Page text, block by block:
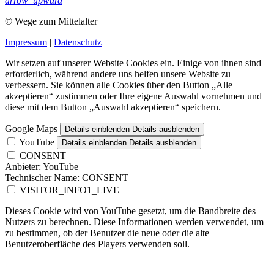
© Wege zum Mittelalter
Impressum | Datenschutz
Wir setzen auf unserer Website Cookies ein. Einige von ihnen sind
erforderlich, während andere uns helfen unsere Website zu
verbessern. Sie können alle Cookies über den Button „Alle
akzeptieren“ zustimmen oder Ihre eigene Auswahl vornehmen und
diese mit dem Button „Auswahl akzeptieren“ speichern.
Google Maps Details einblenden Details ausblenden
YouTube Details einblenden Details ausblenden
CONSENT
Anbieter: YouTube
Technischer Name: CONSENT
VISITOR_INFO1_LIVE
Dieses Cookie wird von YouTube gesetzt, um die Bandbreite des
Nutzers zu berechnen. Diese Informationen werden verwendet, um
zu bestimmen, ob der Benutzer die neue oder die alte
Benutzeroberfläche des Players verwenden soll.